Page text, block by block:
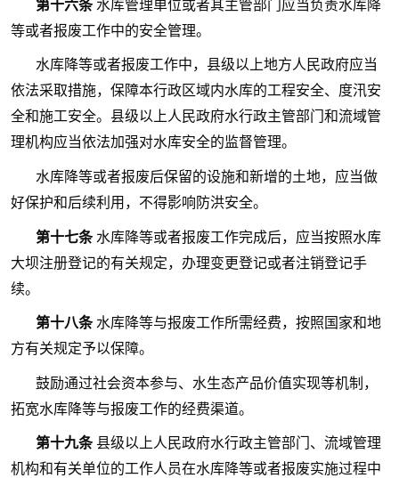
第十六条水库管理单位或者其主管部门应当负责水库降
等或者报废工作中的安全管理。
水库降等或者报废工作中，县级以上地方人民政府应当
依法采取措施，保障本行政区域内水库的工程安全、度汛安
全和施工安全。县级以上人民政府水行政主管部门和流域管
理机构应当依法加强对水库安全的监督管理。
水库降等或者报废后保留的设施和新增的土地，应当做
好保护和后续利用，不得影响防洪安全。
第十七条水库降等或者报废工作完成后，应当按照水库
大坝注册登记的有关规定，办理变更登记或者注销登记手
续。
第十八条水库降等与报废工作所需经费，按照国家和地
方有关规定予以保障。
鼓励通过社会资本参与、水生态产品价值实现等机制，
拓宽水库降等与报废工作的经费渠道。
第十九条县级以上人民政府水行政主管部门、流域管理
机构和有关单位的工作人员在水库降等或者报废实施过程中